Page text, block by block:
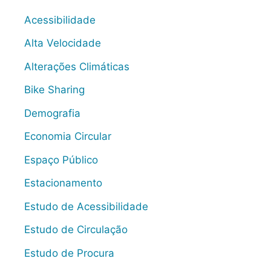
Acessibilidade
Alta Velocidade
Alterações Climáticas
Bike Sharing
Demografia
Economia Circular
Espaço Público
Estacionamento
Estudo de Acessibilidade
Estudo de Circulação
Estudo de Procura